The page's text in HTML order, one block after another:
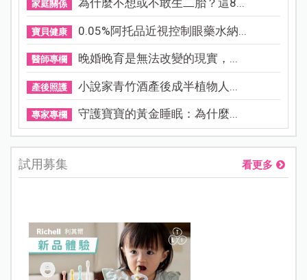
家庭關係 為什麼不想或不敢生二胎？這8...
寶貝健康 0.05%阿托品近視控制眼藥水納...
醫師專欄 晚婚晚育是無法改變的現實，...
產後照護 小說家青竹酒產後成半植物人...
專家專欄 守護寶寶的黃金睡眠：為什麼...
試用募集 看更多